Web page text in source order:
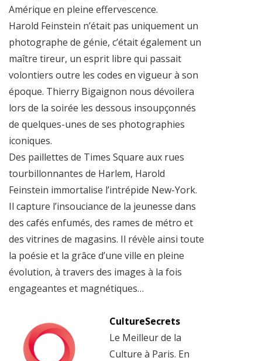
Amérique en pleine effervescence.
Harold Feinstein n’était pas uniquement un
photographe de génie, c’était également un
maître tireur, un esprit libre qui passait
volontiers outre les codes en vigueur à son
époque. Thierry Bigaignon nous dévoilera
lors de la soirée les dessous insoupçonnés
de quelques-unes de ses photographies
iconiques.
Des paillettes de Times Square aux rues
tourbillonnantes de Harlem, Harold
Feinstein immortalise l’intrépide New-York.
Il capture l’insouciance de la jeunesse dans
des cafés enfumés, des rames de métro et
des vitrines de magasins. Il révèle ainsi toute
la poésie et la grâce d’une ville en pleine
évolution, à travers des images à la fois
engageantes et magnétiques…
CultureSecrets
Le Meilleur de la
Culture à Paris. En